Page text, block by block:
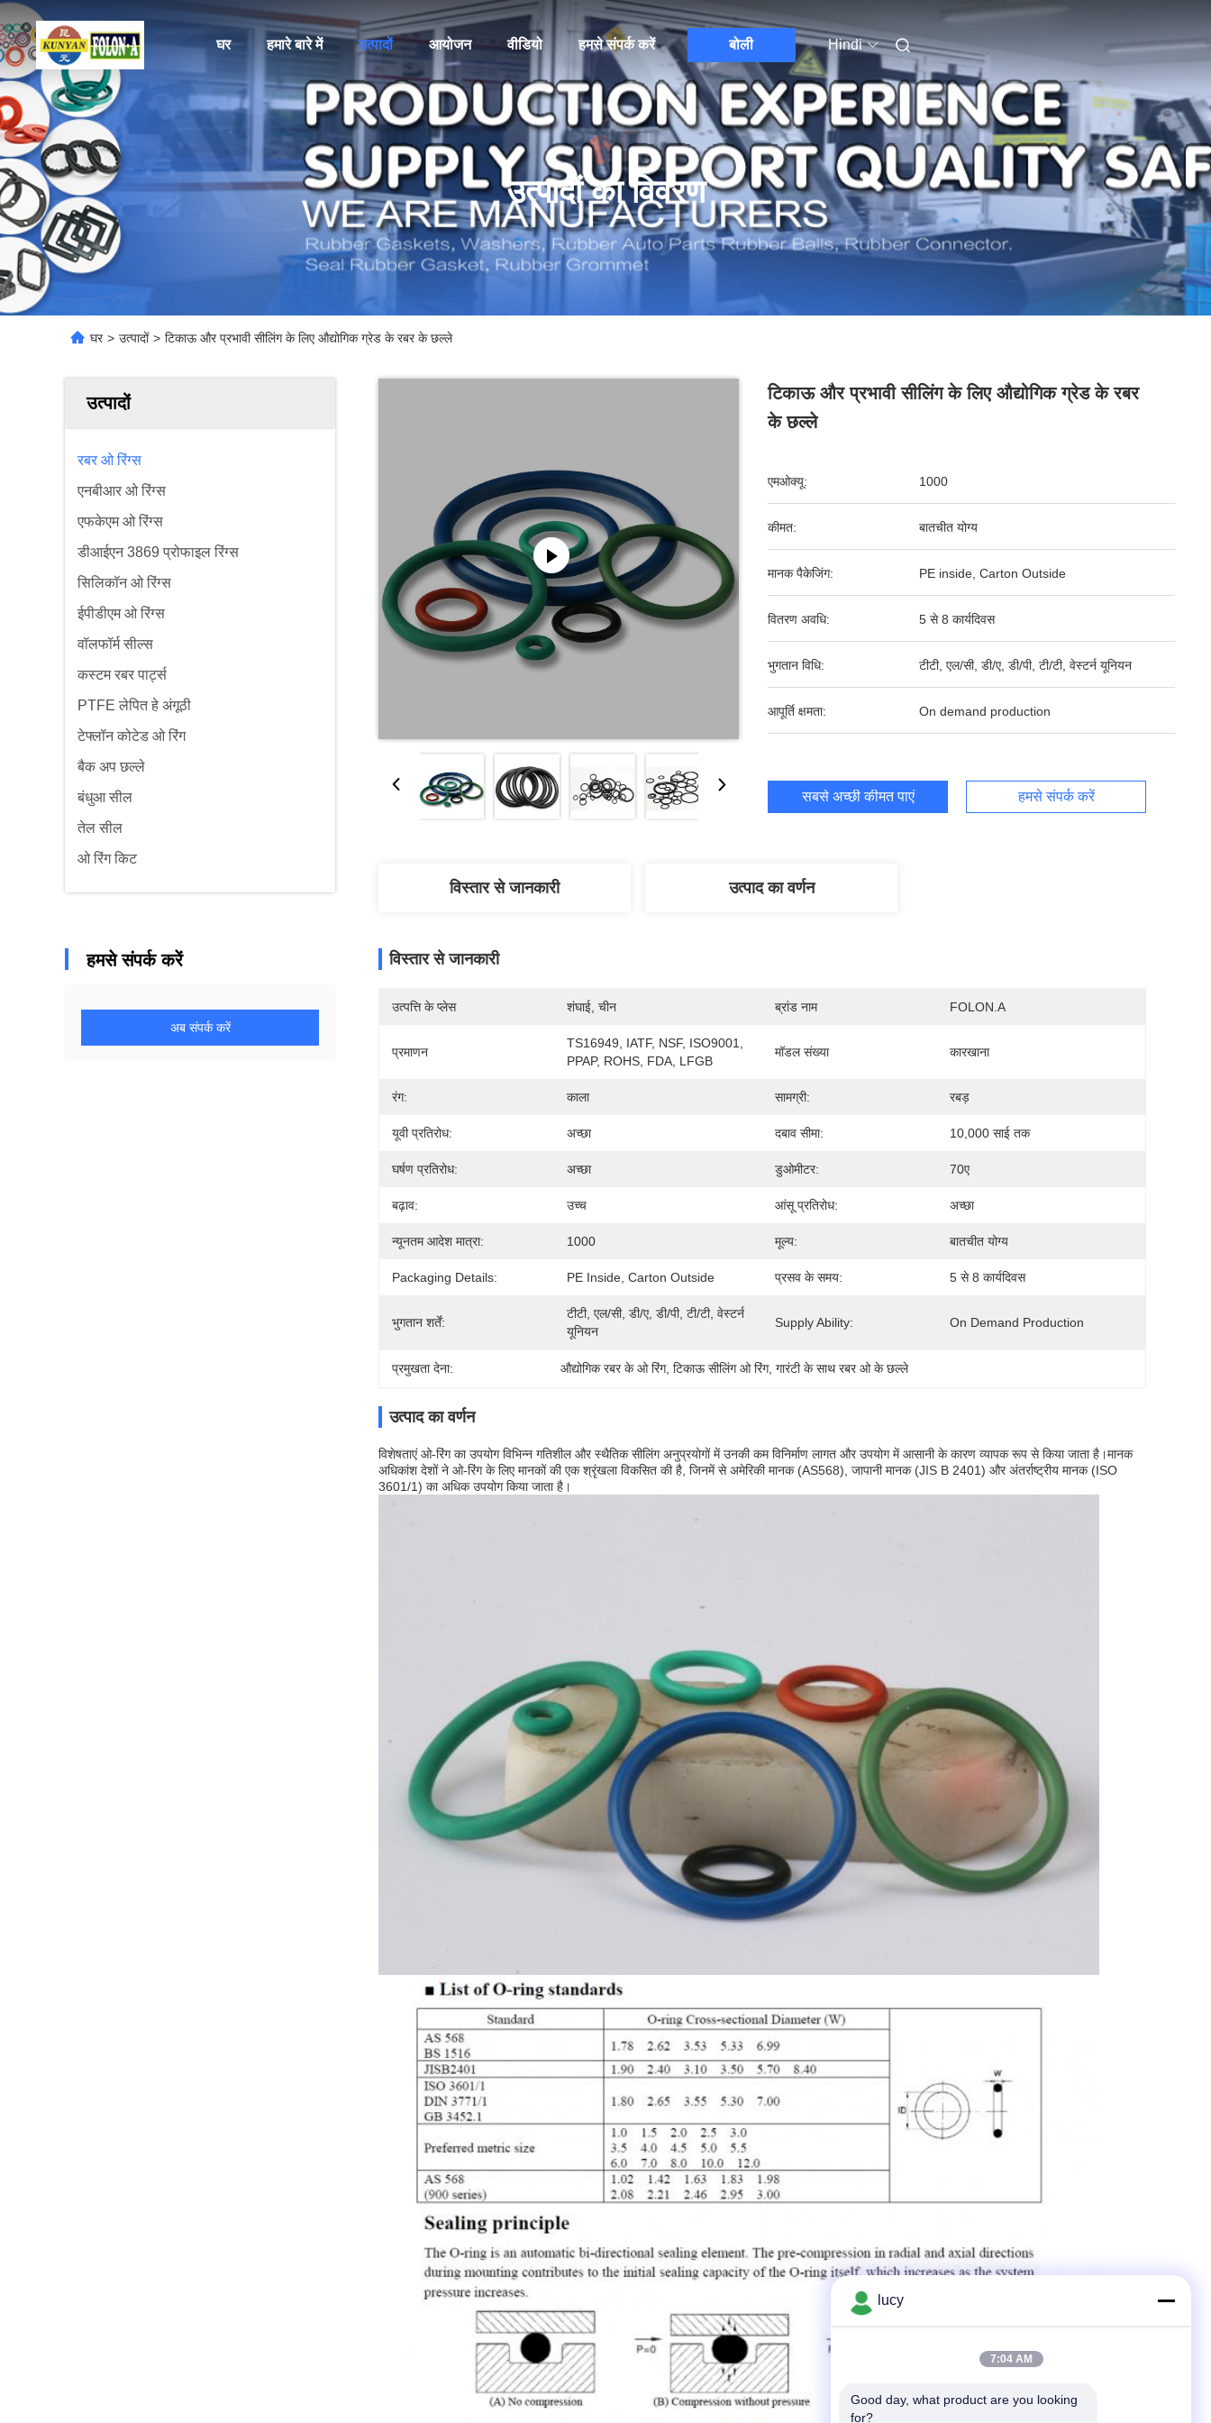
घर हमारे बारे में उत्पादों आयोजन वीडियो हमसे संपर्क करें बोली Hindi
उत्पादों का विवरण
घर > उत्पादों > टिकाऊ और प्रभावी सीलिंग के लिए औद्योगिक ग्रेड के रबर के छल्ले
उत्पादों
रबर ओ रिंग्स
एनबीआर ओ रिंग्स
एफकेएम ओ रिंग्स
डीआईएन 3869 प्रोफाइल रिंग्स
सिलिकॉन ओ रिंग्स
ईपीडीएम ओ रिंग्स
वॉलफॉर्म सील्स
कस्टम रबर पार्ट्स
PTFE लेपित हे अंगूठी
टेफ्लॉन कोटेड ओ रिंग
बैक अप छल्ले
बंधुआ सील
तेल सील
ओ रिंग किट
हमसे संपर्क करें
अब संपर्क करें
टिकाऊ और प्रभावी सीलिंग के लिए औद्योगिक ग्रेड के रबर
के छल्ले
एमओक्यू: 1000
कीमत: बातचीत योग्य
मानक पैकेजिंग: PE inside, Carton Outside
वितरण अवधि: 5 से 8 कार्यदिवस
भुगतान विधि: टीटी, एल/सी, डी/ए, डी/पी, टी/टी, वेस्टर्न यूनियन
आपूर्ति क्षमता: On demand production
सबसे अच्छी कीमत पाएं हमसे संपर्क करें
विस्तार से जानकारी उत्पाद का वर्णन
विस्तार से जानकारी
उत्पत्ति के प्लेस शंघाई, चीन ब्रांड नाम FOLON.A
प्रमाणन
TS16949, IATF, NSF, ISO9001,
PPAP, ROHS, FDA, LFGB
मॉडल संख्या कारखाना
रंग: काला सामग्री: रबड़
यूवी प्रतिरोध: अच्छा दबाव सीमा: 10,000 साई तक
घर्षण प्रतिरोध: अच्छा डुओमीटर: 70ए
बढ़ाव: उच्च आंसू प्रतिरोध: अच्छा
न्यूनतम आदेश मात्रा: 1000 मूल्य: बातचीत योग्य
Packaging Details: PE Inside, Carton Outside प्रसव के समय: 5 से 8 कार्यदिवस
भुगतान शर्तें:
टीटी, एल/सी, डी/ए, डी/पी, टी/टी, वेस्टर्न
यूनियन
Supply Ability: On Demand Production
प्रमुखता देना: औद्योगिक रबर के ओ रिंग, टिकाऊ सीलिंग ओ रिंग, गारंटी के साथ रबर ओ के छल्ले
उत्पाद का वर्णन
विशेषताएं ओ-रिंग का उपयोग विभिन्न गतिशील और स्थैतिक सीलिंग अनुप्रयोगों में उनकी कम विनिर्माण लागत और उपयोग में आसानी के कारण व्यापक रूप से किया जाता है।मानक
अधिकांश देशों ने ओ-रिंग के लिए मानकों की एक श्रृंखला विकसित की है, जिनमें से अमेरिकी मानक (AS568), जापानी मानक (JIS B 2401) और अंतर्राष्ट्रीय मानक (ISO
3601/1) का अधिक उपयोग किया जाता है।
lucy
7:04 AM
Good day, what product are you looking
for?